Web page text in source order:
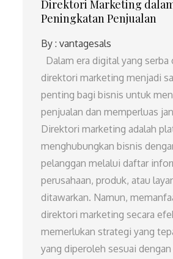
Direktori Marketing
Peningkatan Penjualan
By :vantagesals
Dalam era digital yang serba
direktori marketing menjadi
penting bagi bisnis untuk
penjualan dan memperluas
Direktori marketing adalah
menghubungkan bisnis
pelanggan melalui daftar
perusahaan, produk, atau
ditawarkan. Namun,
direktori marketing secara
memerlukan strategi yang
yang diperoleh sesuai dengan